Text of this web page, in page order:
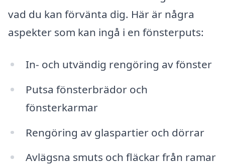
vad du kan förvänta dig. Här är några
aspekter som kan ingå i en fönsterputs:
In- och utvändig rengöring av fönster
Putsa fönsterbrädor och
fönsterkarmar
Rengöring av glaspartier och dörrar
Avlägsna smuts och fläckar från ramar